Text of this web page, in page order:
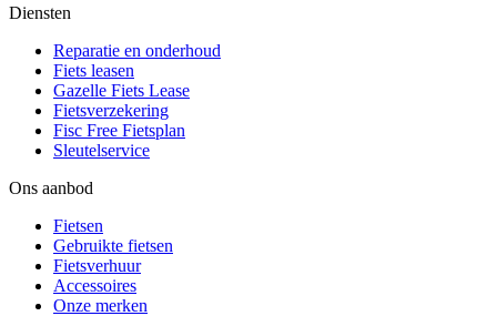
Diensten
Reparatie en onderhoud
Fiets leasen
Gazelle Fiets Lease
Fietsverzekering
Fisc Free Fietsplan
Sleutelservice
Ons aanbod
Fietsen
Gebruikte fietsen
Fietsverhuur
Accessoires
Onze merken